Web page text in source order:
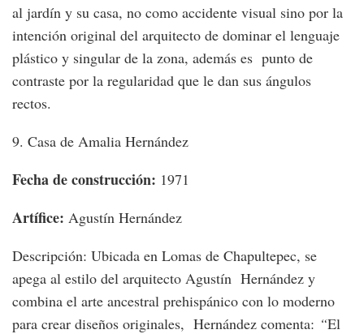
al jardín y su casa, no como accidente visual sino por la
intención original del arquitecto de dominar el lenguaje
plástico y singular de la zona, además es punto de
contraste por la regularidad que le dan sus ángulos
rectos.
9. Casa de Amalia Hernández
Fecha de construcción: 1971
Artífice: Agustín Hernández
Descripción: Ubicada en Lomas de Chapultepec, se
apega al estilo del arquitecto Agustín Hernández y
combina el arte ancestral prehispánico con lo moderno
para crear diseños originales, Hernández comenta: “El